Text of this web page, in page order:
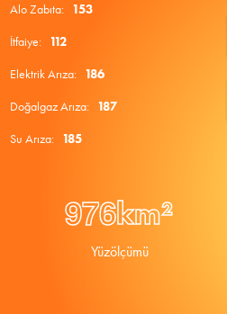
Alo Zabıta: 153
İtfaiye: 112
Elektrik Arıza: 186
Doğalgaz Arıza: 187
Su Arıza: 185
976km²
Yüzölçümü